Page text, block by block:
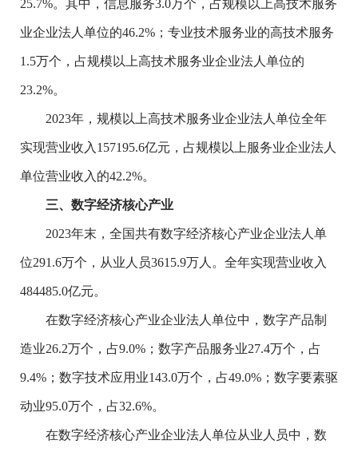
25.7%。其中，信息服务3.0万个，占规模以上高技术服务
业企业法人单位的46.2% ；专业技术服务业的高技术服务
1.5万个，占规模以上高技术服务业企业法人单位的
23.2%。
2023年，规模以上高技术服务业企业法人单位全年
实现营业收入 157195.6亿元，占规模以上服务业企业法人
单位营业收入的42.2%。
三、数字经济核心产业
2023年末，全国共有数字经济核心产业企业法人单
位291.6万个，从业人员3615.9万人。全年实现营业收入
484485.0亿元。
在数字经济核心产业企业法人单位中，数字产品制
造业26.2万个，占9.0% ；数字产品服务业27.4万个，占
9.4% ；数字技术应用业143.0万个，占49.0% ；数字要素驱
动业95.0万个，占32.6%。
在数字经济核心产业企业法人单位从业人员中，数